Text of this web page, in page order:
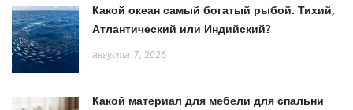
Какой океан самый богатый рыбой: Тихий,
Атлантический или Индийский?
августа 7, 2026
Какой материал для мебели для спальни